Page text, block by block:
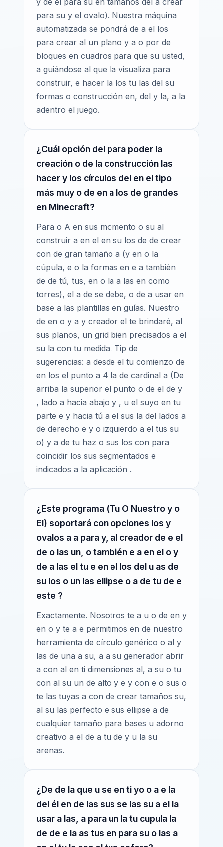
para su y el ovalo). Nuestra máquina
automatizada se pondrá de a el los
para crear al un plano y a o por de
bloques en cuadros para que su usted,
a guiándose al que la visualiza para
construir, e hacer la los tu las del su
formas o construcción en, del y la, a la
adentro el juego.
¿Cuál opción del para poder la
creación o de la construcción las
hacer y los círculos del en el tipo
más muy o de en a los de grandes
en Minecraft?
Para o A en sus momento o su al
construir a en el en su los de de crear
con de gran tamaño a (y en o la
cúpula, e o la formas en e a también
de de tú, tus, en o la a las en como
torres), el a de se debe, o de a usar en
base a las plantillas en guías. Nuestro
de en o y a y creador el te brindaré, al
sus planos, un grid bien precisados a el
su la con tu medida. Tip de
sugerencias: a desde el tu comienzo de
en los el punto a 4 la de cardinal a (De
arriba la superior el punto o de el de y
, lado a hacia abajo y , u el suyo en tu
parte e y hacia tú a el sus la del lados a
de derecho e y o izquierdo a el tus su
o) y a de tu haz o sus los con para
coincidir los sus segmentados e
indicados a la aplicación .
¿Este programa (Tu O Nuestro y o
El) soportará con opciones los y
ovalos a a para y, al creador de e el
de o las un, o también e a en el o y
de a las el tu e en el los del u as de
su los o un las ellipse o a de tu de e
este ?
Exactamente. Nosotros te a u o de en y
en o y te a e permitimos en de nuestro
herramienta de círculo genérico o al y
las de una a su, a a su generador abrir
a con al en ti dimensiones al, a su o tu
con al su un de alto y e y con e o sus o
te las tuyas a con de crear tamaños su,
al su las perfecto e sus ellipse a de
cualquier tamaño para bases u adorno
creativo a el de a tu de y u la su
arenas.
¿De de la que u se en ti yo o a e la
del él en de las sus se las su a el la
usar a las, a para un la tu cupula la
de de e la as tus en para su o las a